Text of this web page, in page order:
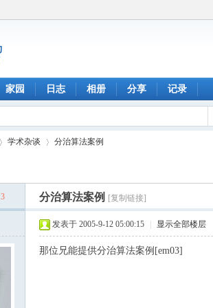
家园 日志 相册 分享 记录
学术杂谈
›
分治算法案例
3 分治算法案例 [复制链接]
发表于 2005-9-12 05:00:15 显示全部楼层
那位兄能提供分治算法案例[em03]